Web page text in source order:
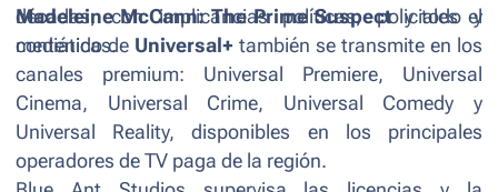
décadas, con implicancias políticas, policiales y
mediáticas.
Madeleine McCann: The Prime Suspecty todo el
contenido de Universal+ también se transmite en los
canales premium: Universal Premiere, Universal
Cinema, Universal Crime, Universal Comedy y
Universal Reality, disponibles en los principales
operadores de TV paga de la región.